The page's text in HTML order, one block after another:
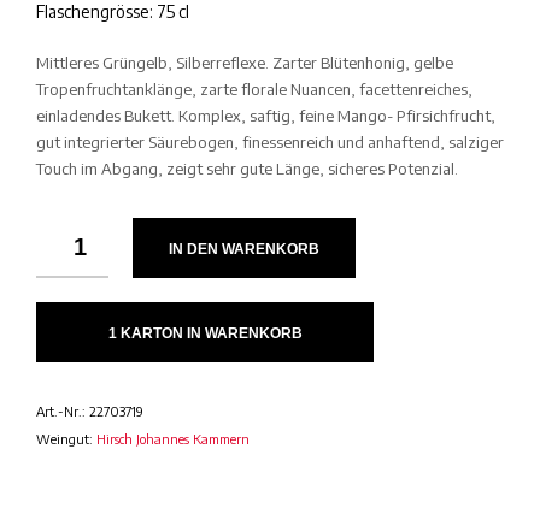
Flaschengrösse: 75 cl
Mittleres Grüngelb, Silberreflexe. Zarter Blütenhonig, gelbe
Tropenfruchtanklänge, zarte florale Nuancen, facettenreiches,
einladendes Bukett. Komplex, saftig, feine Mango- Pfirsichfrucht,
gut integrierter Säurebogen, finessenreich und anhaftend, salziger
Touch im Abgang, zeigt sehr gute Länge, sicheres Potenzial.
IN DEN WARENKORB
1 KARTON IN WARENKORB
Art.-Nr.: 22703719
Weingut: Hirsch Johannes Kammern